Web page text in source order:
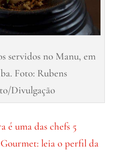
servidos no Manu, em
Foto: Rubens
Divulgação
é uma das chefs 5
leia o perfil da